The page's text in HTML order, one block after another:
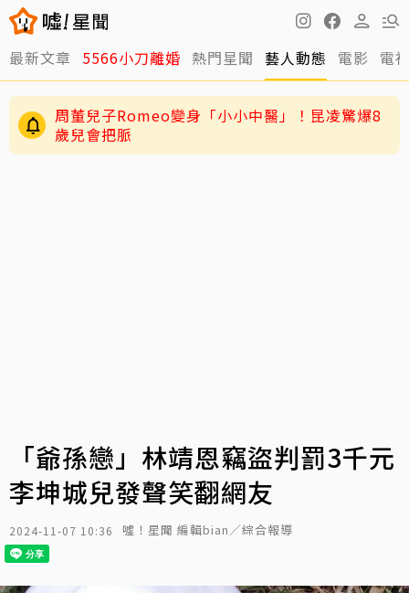
最新文章 5566小刀離婚 熱門星聞 藝人動態 電影 電
周董兒子Romeo變身「小小中醫」！昆凌驚爆8
歲兒會把脈
「爺孫戀」林靖恩竊盜判罰3千元
李坤城兒發聲笑翻網友
2024-11-07 10:36 噓！星聞 編輯bian／綜合報導